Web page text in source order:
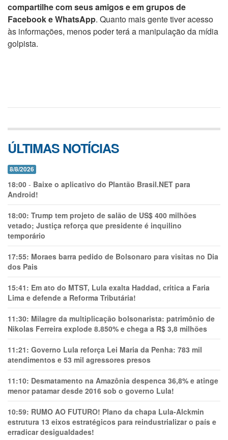
compartilhe com seus amigos e em grupos de
Facebook e WhatsApp. Quanto mais gente tiver acesso
às informações, menos poder terá a manipulação da mídia
golpista.
ÚLTIMAS NOTÍCIAS
8/8/2026
18:00 - Baixe o aplicativo do Plantão Brasil.NET para
Android!
18:00: Trump tem projeto de salão de US$ 400 milhões
vetado; Justiça reforça que presidente é inquilino
temporário
17:55: Moraes barra pedido de Bolsonaro para visitas no Dia
dos Pais
15:41: Em ato do MTST, Lula exalta Haddad, critica a Faria
Lima e defende a Reforma Tributária!
11:30: Milagre da multiplicação bolsonarista: patrimônio de
Nikolas Ferreira explode 8.850% e chega a R$ 3,8 milhões
11:21: Governo Lula reforça Lei Maria da Penha: 783 mil
atendimentos e 53 mil agressores presos
11:10: Desmatamento na Amazônia despenca 36,8% e atinge
menor patamar desde 2016 sob o governo Lula!
10:59: RUMO AO FUTURO! Plano da chapa Lula-Alckmin
estrutura 13 eixos estratégicos para reindustrializar o país e
erradicar desigualdades!